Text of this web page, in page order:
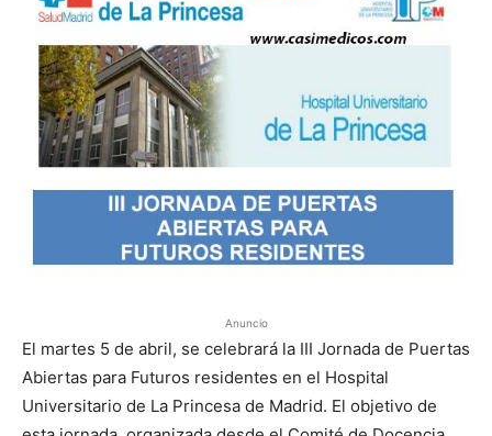
Anuncio
El martes 5 de abril, se celebrará la III Jornada de Puertas
Abiertas para Futuros residentes en el Hospital
Universitario de La Princesa de Madrid. El objetivo de